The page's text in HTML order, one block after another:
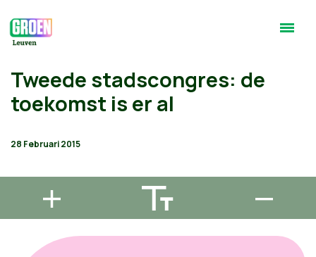
Tweede stadscongres: de
toekomst is er al
28 Februari 2015